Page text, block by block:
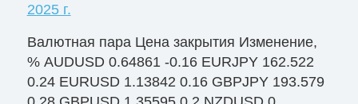
2025 г.
Валютная пара Цена закрытия Изменение,
% AUDUSD 0.64861 -0.16 EURJPY 162.522
0.24 EURUSD 1.13842 0.16 GBPJPY 193.579